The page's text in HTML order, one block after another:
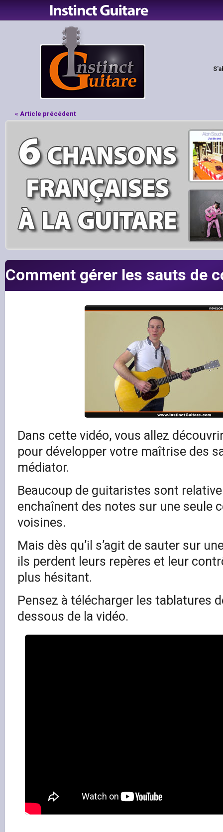
« Article précédent
Comment gérer les sauts de
Dans cette vidéo, vous allez
pour développer votre maîtrise des
médiator.
Beaucoup de guitaristes sont
enchaînent des notes sur une seule
voisines.
Mais dès qu’il s’agit de sauter sur
ils perdent leurs repères et leur
plus hésitant.
Pensez à télécharger les tablatures
dessous de la vidéo.